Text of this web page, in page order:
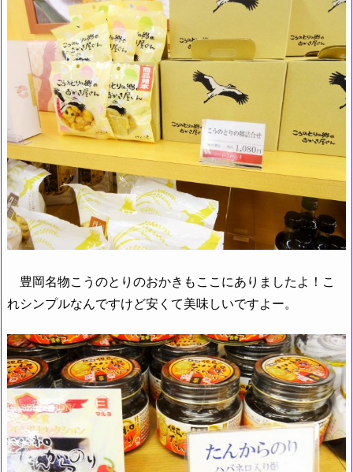
豊岡名物こうのとりのおかきもここにありましたよ！こ
れシンプルなんですけど安くて美味しいですよー。